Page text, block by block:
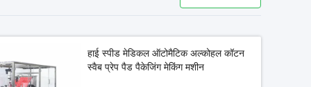
हाई स्पीड मेडिकल ऑटोमैटिक अल्कोहल कॉटन
स्वैब प्रेप पैड पैकेजिंग मेकिंग मशीन